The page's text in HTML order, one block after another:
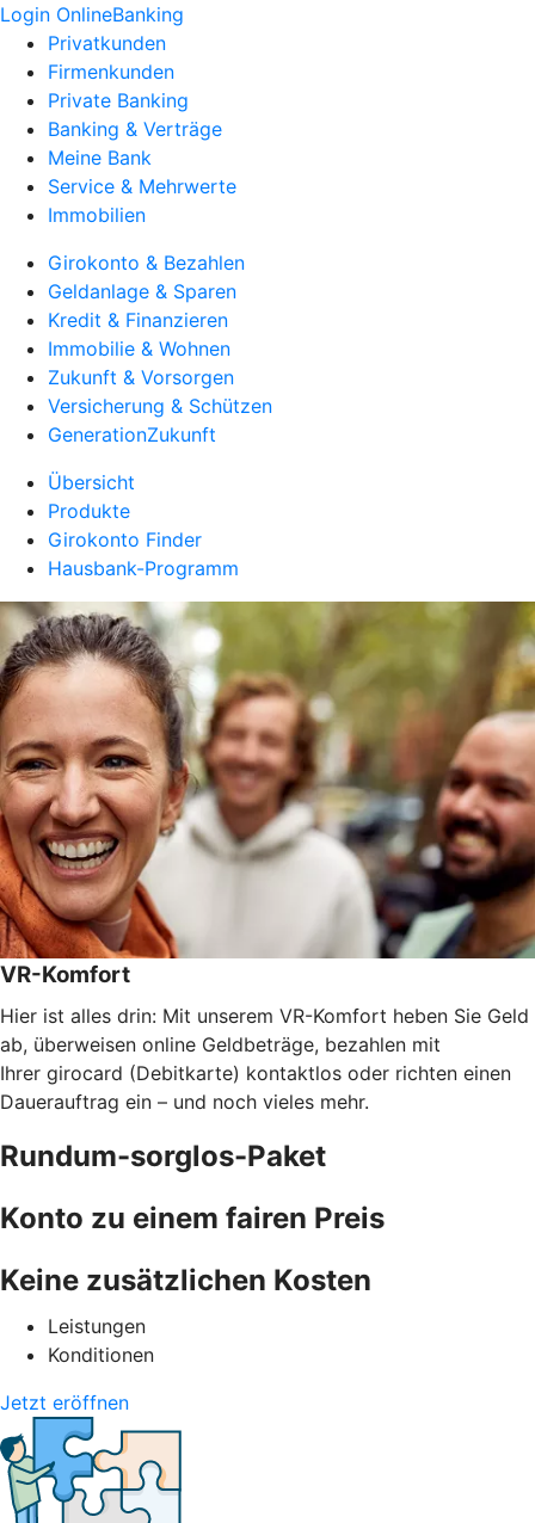
Login OnlineBanking
Privatkunden
Firmenkunden
Private Banking
Banking & Verträge
Meine Bank
Service & Mehrwerte
Immobilien
Girokonto & Bezahlen
Geldanlage & Sparen
Kredit & Finanzieren
Immobilie & Wohnen
Zukunft & Vorsorgen
Versicherung & Schützen
GenerationZukunft
Übersicht
Produkte
Girokonto Finder
Hausbank-Programm
VR-Komfort
Hier ist alles drin: Mit unserem VR-Komfort heben Sie Geld
ab, überweisen online Geldbeträge, bezahlen mit
Ihrer girocard (Debitkarte) kontaktlos oder richten einen
Dauerauftrag ein – und noch vieles mehr.
Rundum-sorglos-Paket
Konto zu einem fairen Preis
Keine zusätzlichen Kosten
Leistungen
Konditionen
Jetzt eröffnen